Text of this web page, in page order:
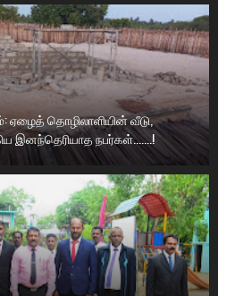
ஏழைத் தொழிலாளியின் வீடு,
இனந்தெரியாத நபர்கள்.......!